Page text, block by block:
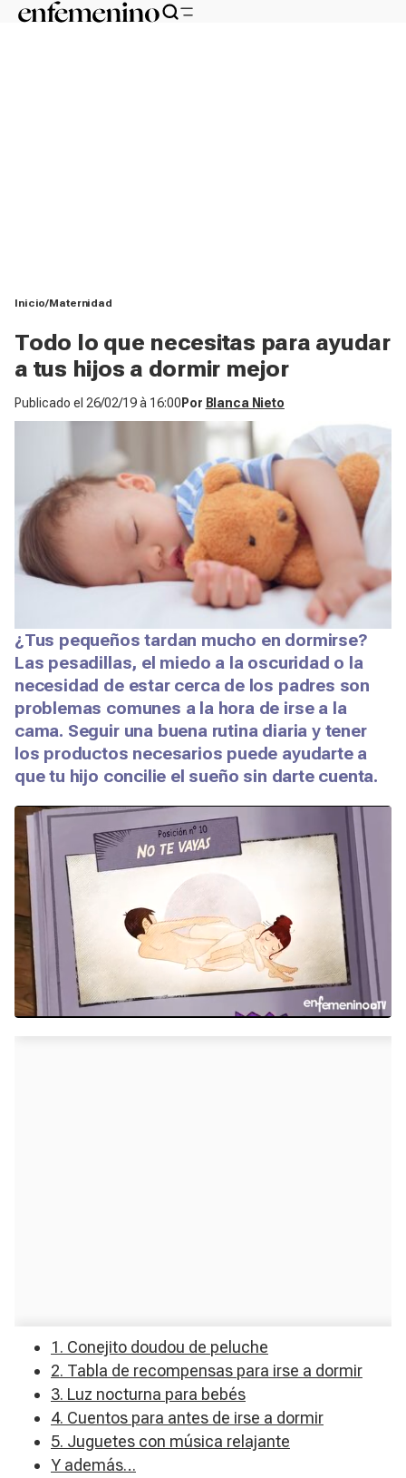
Inicio Maternidad
Todo lo que necesitas para ayudar
a tus hijos a dormir mejor
Publicado el 26/02/19 à 16:00 Por Blanca Nieto
¿Tus pequeños tardan mucho en dormirse?
Las pesadillas, el miedo a la oscuridad o la
necesidad de estar cerca de los padres son
problemas comunes a la hora de irse a la
cama. Seguir una buena rutina diaria y tener
los productos necesarios puede ayudarte a
que tu hijo concilie el sueño sin darte cuenta.
1. Conejito doudou de peluche
2. Tabla de recompensas para irse a dormir
3. Luz nocturna para bebés
4. Cuentos para antes de irse a dormir
5. Juguetes con música relajante
Y además…